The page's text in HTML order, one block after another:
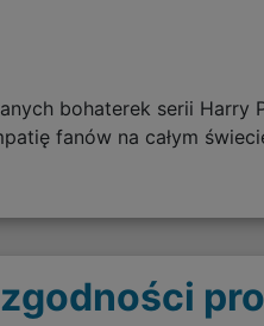
bohaterek serii Harry
fanów na całym